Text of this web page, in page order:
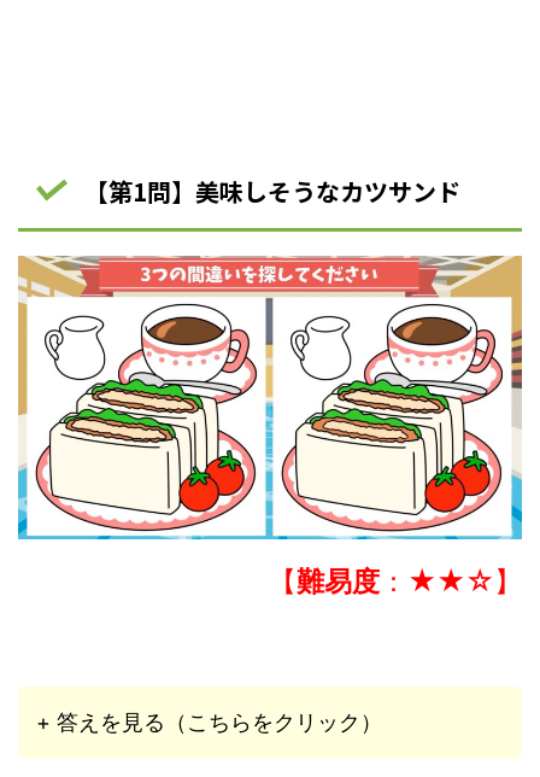
【第1問】美味しそうなカツサンド
【難易度 ：★★☆】
+ 答えを見る（こちらをクリック）